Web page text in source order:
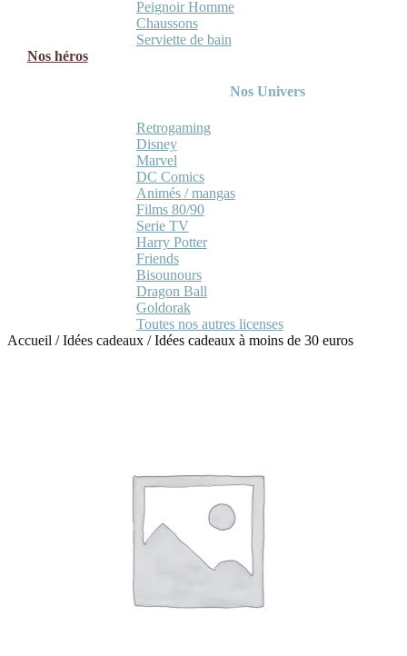
Peignoir Homme
Chaussons
Serviette de bain
Nos héros
Nos Univers
Retrogaming
Disney
Marvel
DC Comics
Animés / mangas
Films 80/90
Serie TV
Harry Potter
Friends
Bisounours
Dragon Ball
Goldorak
Toutes nos autres licenses
Accueil /Idées cadeaux /Idées cadeaux à moins de 30 euros